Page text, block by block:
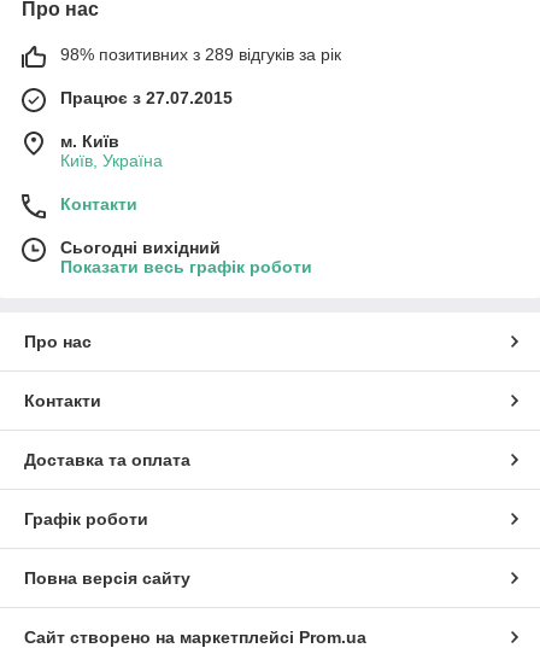
Про нас
98% позитивних з 289 відгуків за рік
Працює з 27.07.2015
м. Київ
Київ, Україна
Контакти
Сьогодні вихідний
Показати весь графік роботи
Про нас
Контакти
Доставка та оплата
Графік роботи
Повна версія сайту
Сайт створено на маркетплейсі Prom.ua